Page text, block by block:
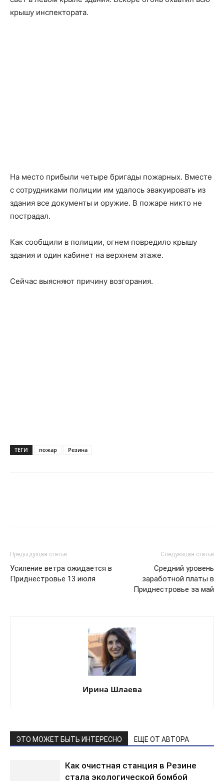
крышу инспектората.
На место прибыли четыре бригады пожарных. Вместе
с сотрудниками полиции им удалось эвакуировать из
здания все документы и оружие. В пожаре никто не
пострадал.
Как сообщили в полиции, огнем повредило крышу
здания и один кабинет на верхнем этаже.
Сейчас выясняют причину возгорания.
ТЕГИ пожар Резина
Предыдущая статья
Усиление ветра ожидается в
Приднестровье 13 июля
Следующая статья
Средний уровень
заработной платы в
Приднестровье за май
Ирина Шлаева
ЭТО МОЖЕТ БЫТЬ ИНТЕРЕСНО ЕЩЕ ОТ АВТОРА
Как очистная станция в Резине
стала экологической бомбой